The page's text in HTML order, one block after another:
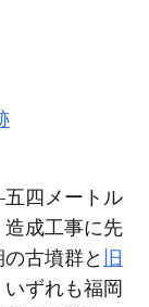
四メートル
造成工事に先
古墳群と 旧
ずれも福岡